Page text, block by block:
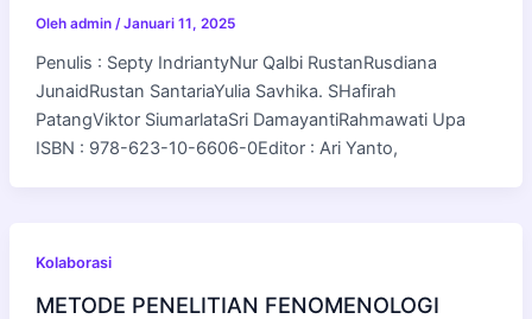
Oleh admin /Januari 11, 2025
Penulis : Septy IndriantyNur Qalbi RustanRusdiana
JunaidRustan SantariaYulia Savhika. SHafirah
PatangViktor SiumarlataSri DamayantiRahmawati Upa
ISBN : 978-623-10-6606-0Editor : Ari Yanto,
Kolaborasi
METODE PENELITIAN FENOMENOLOGI